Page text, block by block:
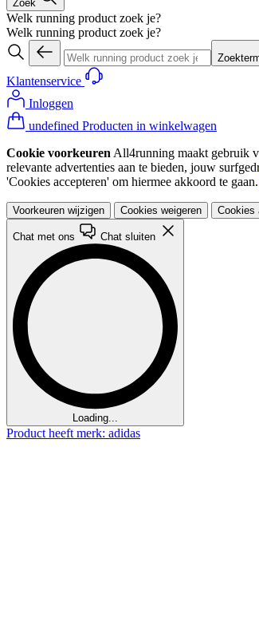
Zoek
Welk running product zoek je?
Welk running product zoek je?
Klantenservice
Inloggen
undefined Producten in winkelwagen
Cookie voorkeuren All4running maakt gebruik
relevante advertenties aan te bieden, jouw
'Cookies accepteren' om hiermee akkoord te gaan.
Voorkeuren wijzigen Cookies weigeren Cookies
Chat met ons Chat sluiten
Loading...
Product heeft merk: adidas